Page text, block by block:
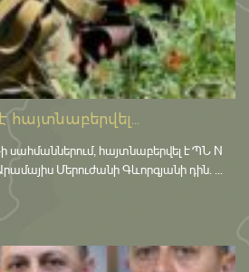
հայտնաբերվել...
սահմաններում, հայտնաբերվել է ՊՆ N
Մերուժանի Գևորգյանի դին. ...